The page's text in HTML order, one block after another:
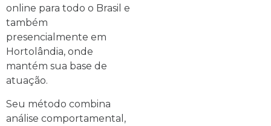
online para todo o Brasil e
também
presencialmente em
Hortolândia, onde
mantém sua base de
atuação.
Seu método combina
análise comportamental,